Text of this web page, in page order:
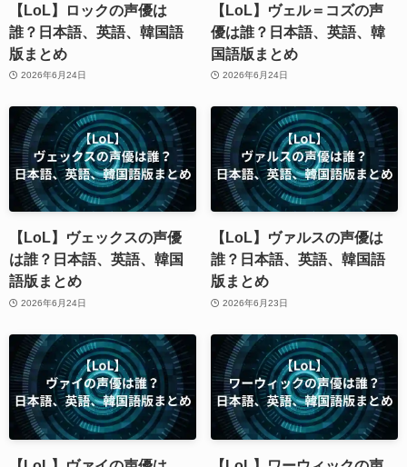
【LoL】ロックの声優は
誰？日本語、英語、韓国語
版まとめ
2026年6月24日
【LoL】ヴェル＝コズの声
優は誰？日本語、英語、韓
国語版まとめ
2026年6月24日
【LoL】ヴェックスの声優
は誰？日本語、英語、韓国
語版まとめ
2026年6月24日
【LoL】ヴァルスの声優は
誰？日本語、英語、韓国語
版まとめ
2026年6月23日